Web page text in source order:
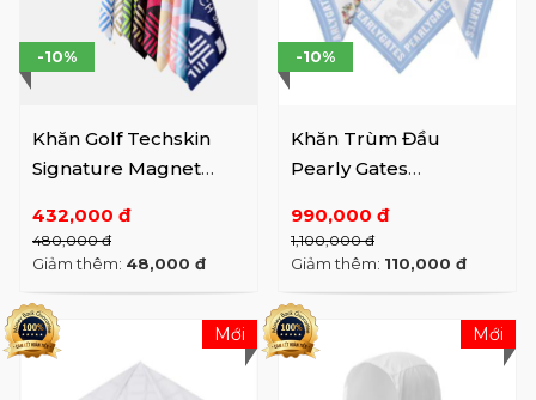
Khăn Golf Techskin
Signature Magnet
432,000 đ
480,000 đ
-10%
Giảm thêm: 48,000 đ
Khăn Trùm Đầu
Pearly Gates
990,000 đ
1,100,000 đ
-10%
Giảm thêm: 110,000 đ
Mới Mới